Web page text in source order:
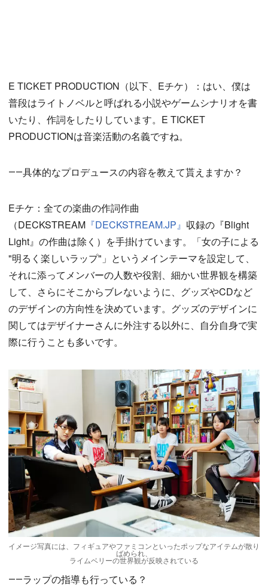
E TICKET PRODUCTION（以下、Eチケ）：はい、僕は
普段はライトノベルと呼ばれる小説やゲームシナリオを書
いたり、作詞をしたりしています。E TICKET
PRODUCTIONは音楽活動の名義ですね。
――具体的なプロデュースの内容を教えて貰えますか？
Eチケ：全ての楽曲の作詞作曲
（DECKSTREAM 『DECKSTREAM.JP』 収録の『Blight
Light』の作曲は除く）を手掛けています。「女の子による
"明るく楽しいラップ"」というメインテーマを設定して、
それに添ってメンバーの人数や役割、細かい世界観を構築
して、さらにそこからブレないように、グッズやCDなど
のデザインの方向性を決めています。グッズのデザインに
関してはデザイナーさんに外注する以外に、自分自身で実
際に行うことも多いです。
イメージ写真には、フィギュアやファミコンといったポップなアイテムが散り
ばめられ、
ライムベリーの世界観が反映されている
――ラップの指導も行っている？